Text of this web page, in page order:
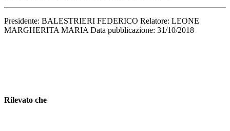
Presidente: BALESTRIERI FEDERICO Relatore: LEONE
MARGHERITA MARIA Data pubblicazione: 31/10/2018
Rilevato che